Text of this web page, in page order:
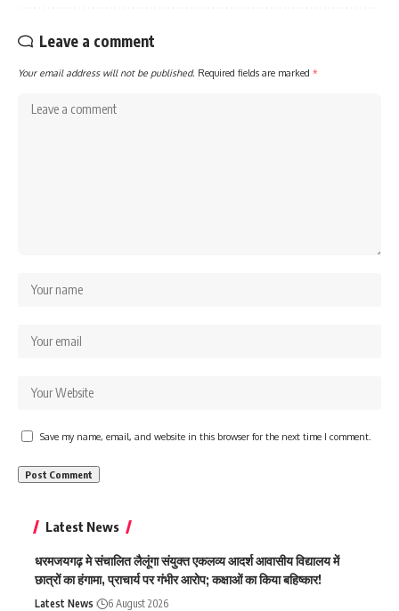
Leave a comment
Your email address will not be published. Required fields are marked *
Save my name, email, and website in this browser for the next time I comment.
Latest News
धरमजयगढ़ मे संचालित लैलूंगा संयुक्त एकलव्य आदर्श आवासीय विद्यालय में
छात्रों का हंगामा, प्राचार्य पर गंभीर आरोप; कक्षाओं का किया बहिष्कार!
Latest News 6 August 2026